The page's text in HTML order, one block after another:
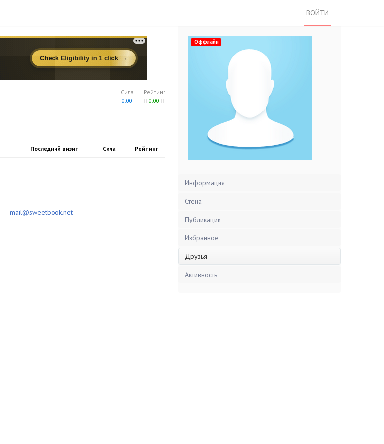
ВОЙТИ
Рейтинг
0.00
Сила
0.00
Последний визит Сила Рейтинг
mail@sweetbook.net
Оффлайн
Информация
Стена
Публикации
Избранное
Друзья
Активность